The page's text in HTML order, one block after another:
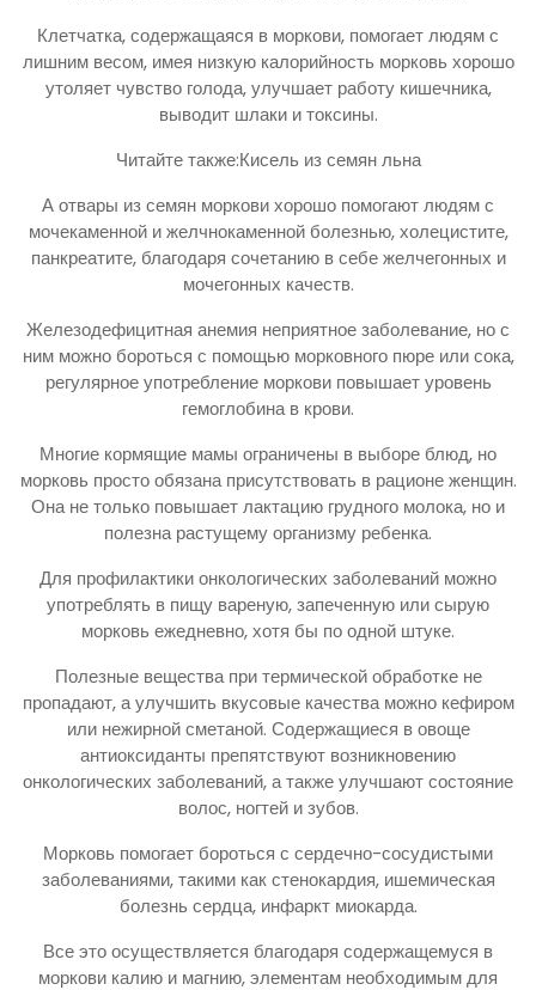
Клетчатка, содержащаяся в моркови, помогает людям с
лишним весом, имея низкую калорийность морковь хорошо
утоляет чувство голода, улучшает работу кишечника,
выводит шлаки и токсины.
Читайте также:Кисель из семян льна
А отвары из семян моркови хорошо помогают людям с
мочекаменной и желчнокаменной болезнью, холецистите,
панкреатите, благодаря сочетанию в себе желчегонных и
мочегонных качеств.
Железодефицитная анемия неприятное заболевание, но с
ним можно бороться с помощью морковного пюре или сока,
регулярное употребление моркови повышает уровень
гемоглобина в крови.
Многие кормящие мамы ограничены в выборе блюд, но
морковь просто обязана присутствовать в рационе женщин.
Она не только повышает лактацию грудного молока, но и
полезна растущему организму ребенка.
Для профилактики онкологических заболеваний можно
употреблять в пищу вареную, запеченную или сырую
морковь ежедневно, хотя бы по одной штуке.
Полезные вещества при термической обработке не
пропадают, а улучшить вкусовые качества можно кефиром
или нежирной сметаной. Содержащиеся в овоще
антиоксиданты препятствуют возникновению
онкологических заболеваний, а также улучшают состояние
волос, ногтей и зубов.
Морковь помогает бороться с сердечно-сосудистыми
заболеваниями, такими как стенокардия, ишемическая
болезнь сердца, инфаркт миокарда.
Все это осуществляется благодаря содержащемуся в
моркови калию и магнию, элементам необходимым для